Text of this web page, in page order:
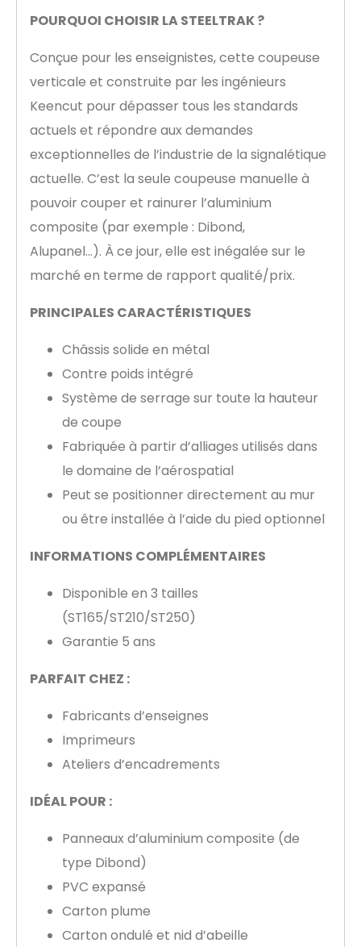
POURQUOI CHOISIR LA STEELTRAK ?
Conçue pour les enseignistes, cette coupeuse
verticale et construite par les ingénieurs
Keencut pour dépasser tous les standards
actuels et répondre aux demandes
exceptionnelles de l’industrie de la signalétique
actuelle. C’est la seule coupeuse manuelle à
pouvoir couper et rainurer l’aluminium
composite (par exemple : Dibond,
Alupanel…). À ce jour, elle est inégalée sur le
marché en terme de rapport qualité/prix.
PRINCIPALES CARACTÉRISTIQUES
Châssis solide en métal
Contre poids intégré
Système de serrage sur toute la hauteur
de coupe
Fabriquée à partir d’alliages utilisés dans
le domaine de l’aérospatial
Peut se positionner directement au mur
ou être installée à l’aide du pied optionnel
INFORMATIONS COMPLÉMENTAIRES
Disponible en 3 tailles
(ST165/ST210/ST250)
Garantie 5 ans
PARFAIT CHEZ :
Fabricants d’enseignes
Imprimeurs
Ateliers d’encadrements
IDÉAL POUR :
Panneaux d’aluminium composite (de
type Dibond)
PVC expansé
Carton plume
Carton ondulé et nid d’abeille